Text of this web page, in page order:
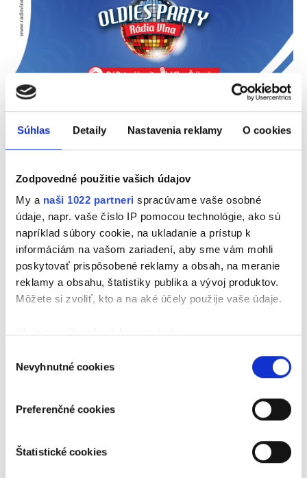
Súhlas Detaily Nastavenia reklamy O cookies
Zodpovedné použitie vašich údajov
My a naši 1022 partneri spracúvame vaše osobné
údaje, napr. vaše číslo IP pomocou technológie, ako sú
napríklad súbory cookie, na ukladanie a prístup k
informáciám na vašom zariadení, aby sme vám mohli
poskytovať prispôsobené reklamy a obsah, na meranie
reklamy a obsahu, štatistiky publika a vývoj produktov.
Môžete si zvoliť, kto a na aké účely použije vaše údaje.
polohe s presnosťou na niekoľko metrov
skenovaním konkrétnych charakteristík (odtlačky
prstov).
údaje, nájdete v časti s
. Súhlas
súhlasu
Nevyhnutné cookies
Preferenčné cookies
Štatistické cookies
Oldies Party Rádia Vlna v Arkádia Clube v Galante
sa na nezabudnuteľnú noc, ktorá bude patriť
najväčším hitom minulých desaťročí. 🎧 O hudbu sa
postará DJ Peter Hurajt a 🎤 večerom vás prevedie
moderátor Milan Švikruha.
🎟️ Vstupné: 15 € — vstupenky sa budú predávať len
na mieste.
nestarnú! 💃🕺
Stačí, ak vyplníte formulár a ste v hre o 2 vstupenky
na Oldies Party, ktorá sa uskutoční v Arkádia Clube
v Galante. Mená výhercov vyhlásime vo vysielaní